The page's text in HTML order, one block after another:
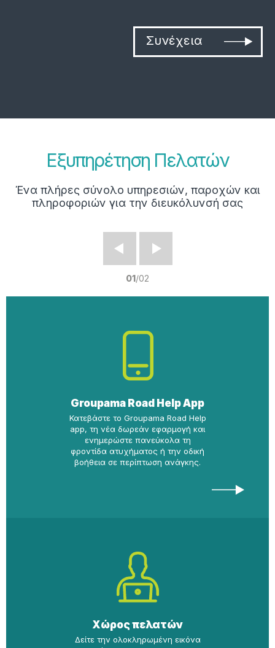
Συνέχεια
Εξυπηρέτηση Πελατών
Ένα πλήρες σύνολο υπηρεσιών, παροχών και
πληροφοριών για την διευκόλυνσή σας
Groupama Road Help App
Κατεβάστε το Groupama Road Help
app, τη νέα δωρεάν εφαρμογή και
ενημερώστε πανεύκολα τη
φροντίδα ατυχήματος ή την οδική
βοήθεια σε περίπτωση ανάγκης.
Χώρος πελατών
Δείτε την ολοκληρωμένη εικόνα
01/02